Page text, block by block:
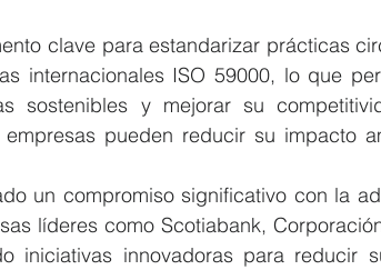
clave para estandarizar prácticas
internacionales ISO 59000, lo que
sostenibles y mejorar su
pueden reducir su impacto
un compromiso significativo con la
líderes como Scotiabank,
iniciativas innovadoras para reducir